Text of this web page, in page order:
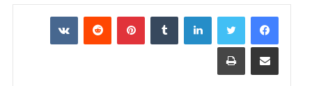
LinkedIn
Tumblr
Pinterest
Reddit
VKontakte
Share via Email
Print